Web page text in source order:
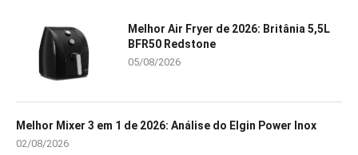
Melhor Air Fryer de 2026: Britânia 5,5L
BFR50 Redstone
05/08/2026
Melhor Mixer 3 em 1 de 2026: Análise do Elgin Power Inox
02/08/2026